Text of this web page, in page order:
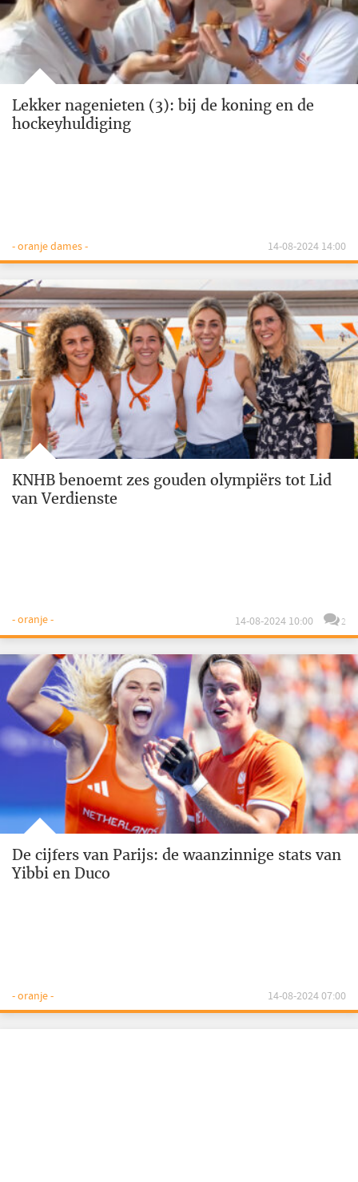
Lekker nagenieten (3): bij de koning en de
hockeyhuldiging
- oranje dames - 14-08-2024 14:00
KNHB benoemt zes gouden olympiërs tot Lid
van Verdienste
- oranje - 14-08-2024 10:00 2
De cijfers van Parijs: de waanzinnige stats van
Yibbi en Duco
- oranje - 14-08-2024 07:00